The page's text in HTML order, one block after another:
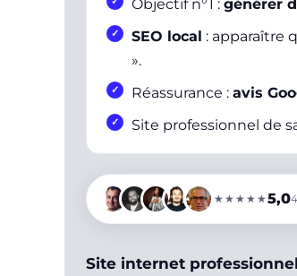
Objectif n°1 : générer
SEO local : apparaître
».
Réassurance : avis
Site professionnel de
★★★★★5,0
Site internet